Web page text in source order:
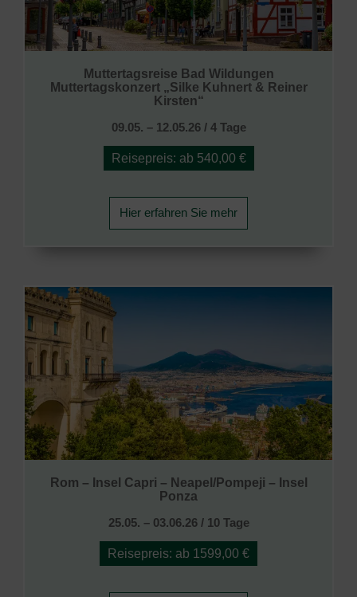
Muttertagsreise Bad Wildungen
Muttertagskonzert „Silke Kuhnert & Reiner
Kirsten“
09.05. – 12.05.26 / 4 Tage
Reisepreis: ab 540,00 €
Hier erfahren Sie mehr
Rom – Insel Capri – Neapel/Pompeji – Insel
Ponza
25.05. – 03.06.26 / 10 Tage
Reisepreis: ab 1599,00 €